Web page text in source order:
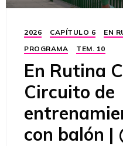
2026 CAPÍTULO 6 EN
PROGRAMA
TEM. 10
En Rutina
Circuito de
con balón |